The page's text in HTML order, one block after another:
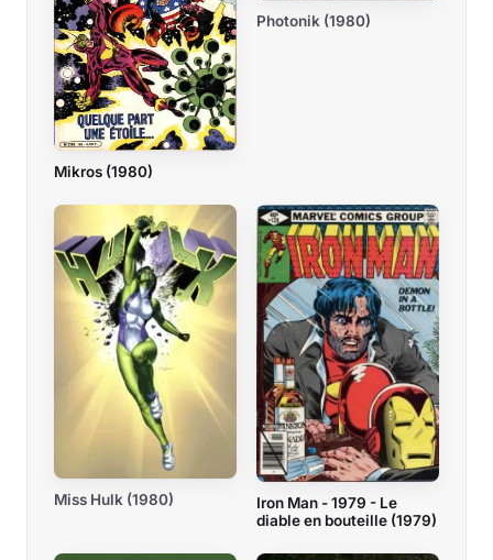
Mikros (1980)
Photonik (1980)
Miss Hulk (1980)
Iron Man - 1979 - Le
diable en bouteille (1979)